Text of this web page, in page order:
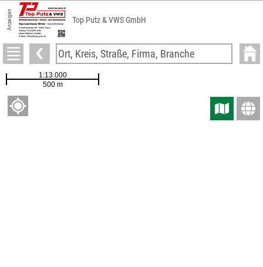
Anzeigen Top Putz & VWS GmbH